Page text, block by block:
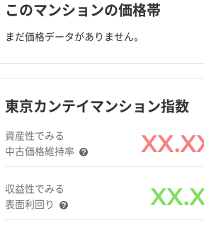
このマンションの価格帯
まだ価格データがありません。
東京カンテイマンション指数
資産性でみる
中古価格維持率
収益性でみる
表面利回り